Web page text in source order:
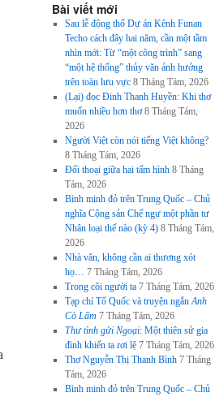
Bài viết mới
Sau lễ động thổ Dự án Kênh Funan
Techo cách đây hai năm, cần một tầm
nhìn mới: Từ “một công trình” sang
“một hệ thống” thủy văn ảnh hưởng
trên toàn lưu vực 8 Tháng Tám, 2026
(Lại) đọc Đinh Thanh Huyền: Khi thơ
muốn nhiều hơn thơ 8 Tháng Tám,
2026
Người Việt còn nói tiếng Việt không?
8 Tháng Tám, 2026
Đối thoại giữa hai tấm hình 8 Tháng
Tám, 2026
Bình minh đỏ trên Trung Quốc – Chủ
nghĩa Cộng sản Chế ngự một phần tư
Nhân loại thế nào (kỳ 4) 8 Tháng Tám,
2026
Nhà văn, không cần ai thương xót
họ… 7 Tháng Tám, 2026
Trong cõi người ta 7 Tháng Tám, 2026
Tạp chí Tổ Quốc và truyện ngắnAnh
Cò Lấm 7 Tháng Tám, 2026
Thư tình gửi Ngoại: Một thiên sử gia
đình khiến ta rơi lệ 7 Tháng Tám, 2026
Thơ Nguyễn Thị Thanh Bình 7 Tháng
Tám, 2026
Bình minh đỏ trên Trung Quốc – Chủ